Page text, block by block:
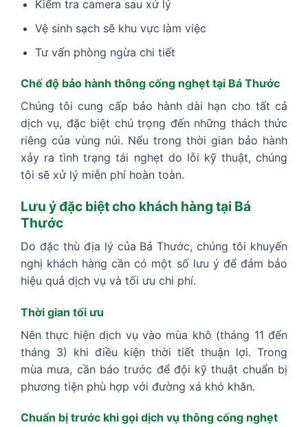
Kiểm tra camera sau xử lý
Vệ sinh sạch sẽ khu vực làm việc
Tư vấn phòng ngừa chi tiết
Chế độ bảo hành thông cống nghẹt tại Bá Thước
Chúng tôi cung cấp bảo hành dài hạn cho tất cả
dịch vụ, đặc biệt chú trọng đến những thách thức
riêng của vùng núi. Nếu trong thời gian bảo hành
xảy ra tình trạng tái nghẹt do lỗi kỹ thuật, chúng
tôi sẽ xử lý miễn phí hoàn toàn.
Lưu ý đặc biệt cho khách hàng tại Bá
Thước
Do đặc thù địa lý của Bá Thước, chúng tôi khuyến
nghị khách hàng cần có một số lưu ý để đảm bảo
hiệu quả dịch vụ và tối ưu chi phí.
Thời gian tối ưu
Nên thực hiện dịch vụ vào mùa khô (tháng 11 đến
tháng 3) khi điều kiện thời tiết thuận lợi. Trong
mùa mưa, cần báo trước để đội kỹ thuật chuẩn bị
phương tiện phù hợp với đường xá khó khăn.
Chuẩn bị trước khi gọi dịch vụ thông cống nghẹt